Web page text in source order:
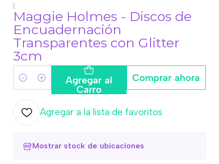
|
Maggie Holmes - Discos de
Encuadernación
Transparentes con Glitter
3cm
Cantidad Agregar al
Carro
Comprar ahora
Agregar a la lista de favoritos
Mostrar stock de ubicaciones